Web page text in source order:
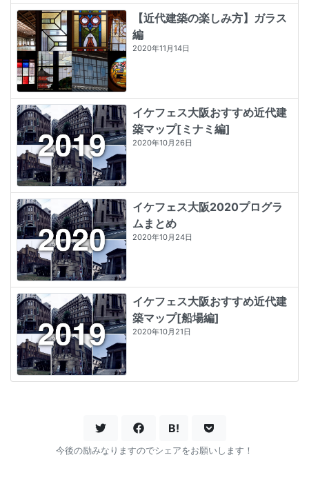
【近代建築の楽しみ方】ガラス
編
2020年11月14日
イケフェス大阪おすすめ近代建
築マップ[ミナミ編]
2020年10月26日
イケフェス大阪2020プログラ
ムまとめ
2020年10月24日
イケフェス大阪おすすめ近代建
築マップ[船場編]
2020年10月21日
B!
今後の励みなりますのでシェアをお願いします！